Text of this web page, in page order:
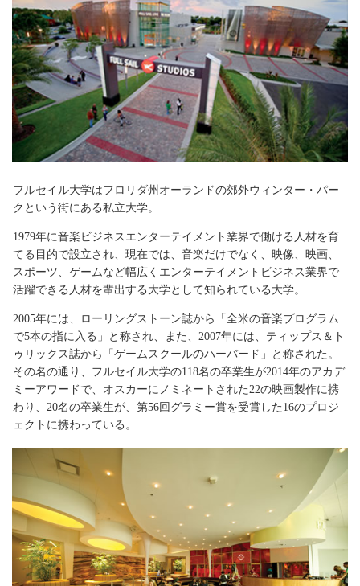
Santa Rosa Junior College
【College】カリフォルニア州
〇 〇
SUNY Geneseo
【University】ニューヨーク州
〇 〇
Truckee Meadows Community College
【College】ネバダ州
〇 〇
University of Central Florida ※
【University】フロリダ州
〇
University of Nevada, Reno
【University】ワシントン州
〇 〇
Brock University 〇 〇
Capilano University
【University】ブリティッシュコロンビア州
× 〇
Langara College
University of Alberta (Year One Foundation
Program)※ × 〇
Durham University※
【University】イングランド 北部
【University】マンチェスター
〇 〇
Newcastle University ※
【University】イングランド 北部
× 〇
University of Bath※
【University】イングランド 南西部
〇 〇
University of East Anglia※
【University】イングランド 南部
〇 〇
University of Sheffield
【University】ブライトン
〇
James Cook University
【University】クイーンズランド州
Monash University
【University】ビクトリア州
○ ○
Murdoch University
【University】西オーストラリア州
× 〇
Swinburne University of Technology※
【University】ビクトリア州
〇 〇
フルセイル大学はフロリダ州オーランドの郊外ウィンター・パー
クという街にある私立大学。
1979年に音楽ビジネスエンターテイメント業界で働ける人材を育
てる目的で設立され、現在では、音楽だけでなく、映像、映画、
スポーツ、ゲームなど幅広くエンターテイメントビジネス業界で
活躍できる人材を輩出する大学として知られている大学。
2005年には、ローリングストーン誌から「全米の音楽プログラム
で5本の指に入る」と称され、また、2007年には、ティップス＆ト
ゥリックス誌から「ゲームスクールのハーバード」と称された。
その名の通り、フルセイル大学の118名の卒業生が2014年のアカデ
ミーアワードで、オスカーにノミネートされた22の映画製作に携
わり、20名の卒業生が、第56回グラミー賞を受賞した16のプロジ
ェクトに携わっている。